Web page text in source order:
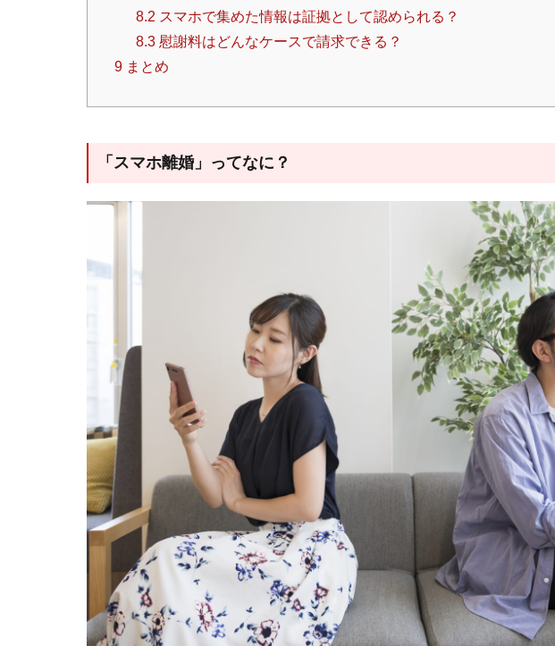
8.2 スマホで集めた情報は証拠として認められる？
8.3 慰謝料はどんなケースで請求できる？
9 まとめ
「スマホ離婚」ってなに？